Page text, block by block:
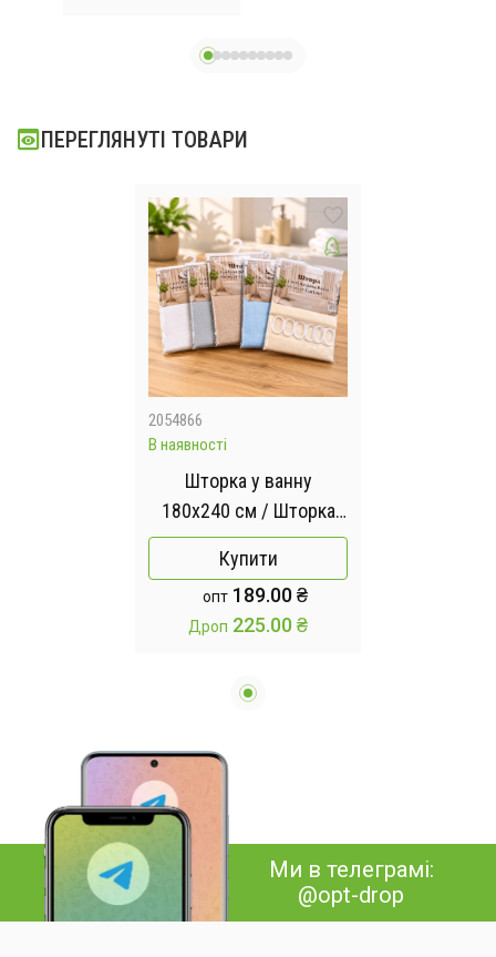
ПЕРЕГЛЯНУТІ ТОВАРИ
2054866
В наявності
Шторка у ванну
180х240 см / Шторка
тканинна для ванної та
душа з кільцями /
Штора у ванну та
душову однотонна
Купити
опт 189.00 ₴
Дроп 225.00 ₴
Ми в телеграмі:
@opt-drop